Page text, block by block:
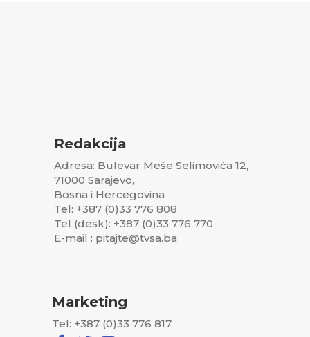
Redakcija
Adresa: Bulevar Meše Selimovića 12,
71000 Sarajevo,
Bosna i Hercegovina
Tel: +387 (0)33 776 808
Tel (desk): +387 (0)33 776 770
E-mail : pitajte@tvsa.ba
Marketing
Tel: +387 (0)33 776 817